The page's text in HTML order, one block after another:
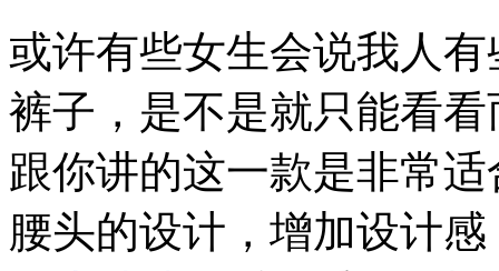
或许有些女生会说我人有
裤子，是不是就只能看
跟你讲的这一款是非常
腰头的设计，增加设计